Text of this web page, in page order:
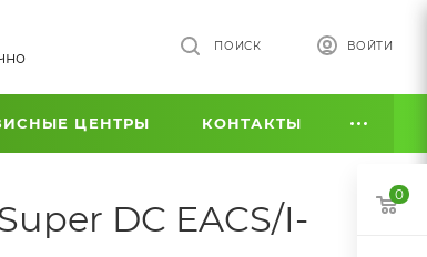
ВОЙТИ
ПОИСК
ЦЕНТРЫ КОНТАКТЫ
DC EACS/I-
0